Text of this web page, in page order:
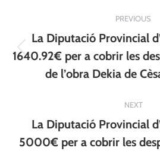
navigation
PREVIOUS
post:
La Diputació Provincial
1640.92€ per a cobrir les
de l’obra Dekia de
NEXT
Next
La Diputació Provincial
5000€ per a cobrir les